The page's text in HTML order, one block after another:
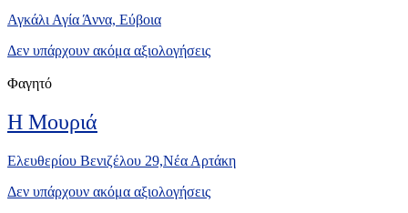
Αγκάλι Αγία Άννα, Εύβοια
Δεν υπάρχουν ακόμα αξιολογήσεις
Φαγητό
Η Μουριά
Ελευθερίου Βενιζέλου 29,Νέα Αρτάκη
Δεν υπάρχουν ακόμα αξιολογήσεις